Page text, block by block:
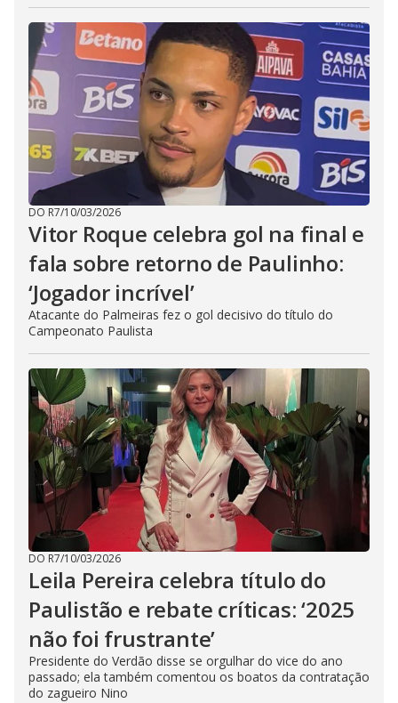
DO R7/10/03/2026
Vitor Roque celebra gol na final e
fala sobre retorno de Paulinho:
‘Jogador incrível’
Atacante do Palmeiras fez o gol decisivo do título do
Campeonato Paulista
DO R7/10/03/2026
Leila Pereira celebra título do
Paulistão e rebate críticas: ‘2025
não foi frustrante’
Presidente do Verdão disse se orgulhar do vice do ano
passado; ela também comentou os boatos da contratação
do zagueiro Nino